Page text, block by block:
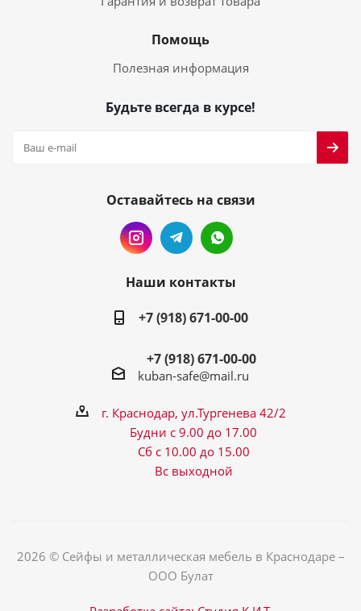
Помощь
Полезная информация
Будьте всегда в курсе!
Оставайтесь на связи
Наши контакты
+7 (918) 671-00-00
+7 (918) 671-00-00
kuban-safe@mail.ru
г. Краснодар, ул.Тургенева 42/2
Будни с 9.00 до 17.00
Сб с 10.00 до 15.00
Вс выходной
2026 © Сейфы и металлическая мебель в Краснодаре –
ООО Булат